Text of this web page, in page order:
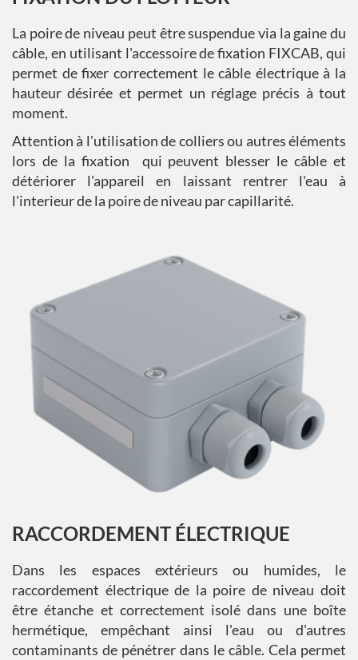
La poire de niveau peut être suspendue via la gaine du
câble, en utilisant l'accessoire de fixation FIXCAB, qui
permet de fixer correctement le câble électrique à la
hauteur désirée et permet un réglage précis à tout
moment.
Attention à l'utilisation de colliers ou autres éléments
lors de la fixation qui peuvent blesser le câble et
détériorer l'appareil en laissant rentrer l'eau à
l'interieur de la poire de niveau par capillarité.
RACCORDEMENT ÉLECTRIQUE
Dans les espaces extérieurs ou humides, le
raccordement électrique de la poire de niveau doit
être étanche et correctement isolé dans une boîte
hermétique, empêchant ainsi l'eau ou d'autres
contaminants de pénétrer dans le câble. Cela permet